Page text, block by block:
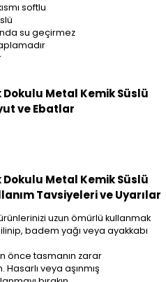
softlu
su geçirmez
Metal Kemik Süslü
ve Ebatlar
Metal Kemik Süslü
Tavsiyeleri ve Uyarılar
uzun ömürlü kullanmak
badem yağı veya ayakkabı
önce tasmanın zarar
veya aşınmış